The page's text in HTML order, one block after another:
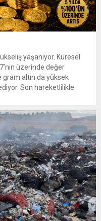
yaşanıyor. Küresel
üzerinde değer
altın da yüksek
Son hareketlilikle